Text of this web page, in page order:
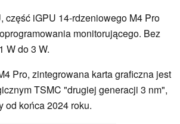
część iGPU 14-rdzeniowego M4 Pro
monitorującego. Bez
W do 3 W.
Pro, zintegrowana karta graficzna jest
TSMC "drugiej generacji 3 nm",
od końca 2024 roku.